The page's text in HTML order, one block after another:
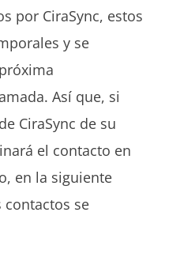
por CiraSync, estos
y se
Así que, si
CiraSync de su
el contacto en
en la siguiente
contactos se